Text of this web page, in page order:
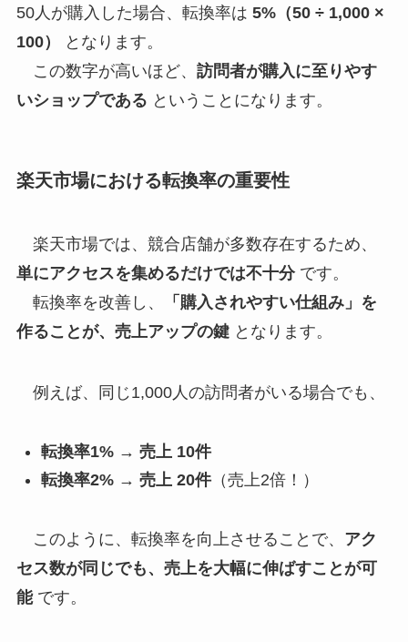
50人が購入した場合、転換率は 5%（50 ÷ 1,000 ×
100）
となります。
この数字が高いほど、 訪問者が購入に至りやす
いショップである ということになります。
楽天市場における転換率の重要性
楽天市場では、競合店舗が多数存在するため、
単にアクセスを集めるだけでは不十分です。
転換率を改善し、
「購入されやすい仕組み」を
作ることが、売上アップの鍵となります。
例えば、同じ1,000人の訪問者がいる場合でも、
転換率1% → 売上 10件
転換率2% → 売上 20件（売上2倍！）
このように、転換率を向上させることで、 アク
セス数が同じでも、売上を大幅に伸ばすことが可
能です。